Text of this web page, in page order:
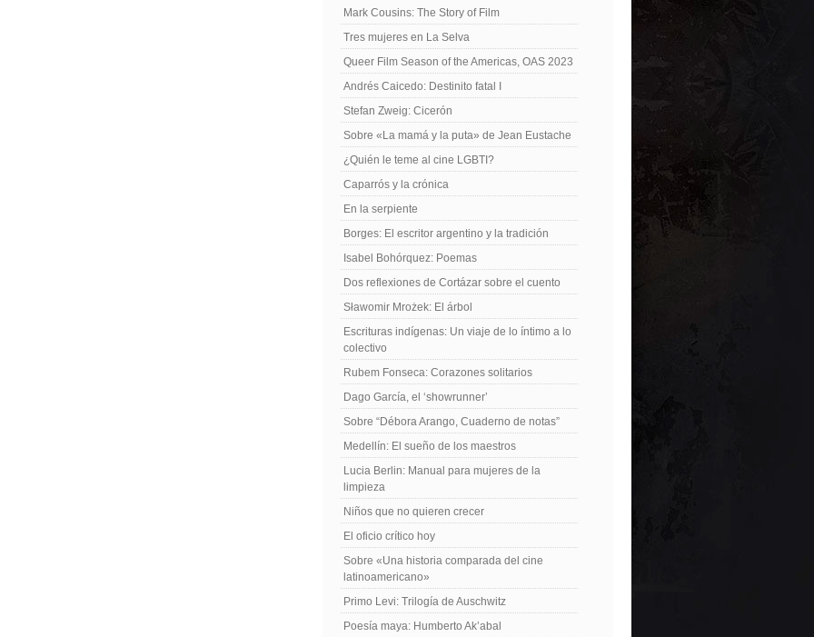
Mark Cousins: The Story of Film
Tres mujeres en La Selva
Queer Film Season of the Americas, OAS 2023
Andrés Caicedo: Destinito fatal I
Stefan Zweig: Cicerón
Sobre «La mamá y la puta» de Jean Eustache
¿Quién le teme al cine LGBTI?
Caparrós y la crónica
En la serpiente
Borges: El escritor argentino y la tradición
Isabel Bohórquez: Poemas
Dos reflexiones de Cortázar sobre el cuento
Sławomir Mrożek: El árbol
Escrituras indígenas: Un viaje de lo íntimo a lo
colectivo
Rubem Fonseca: Corazones solitarios
Dago García, el ‘showrunner’
Sobre “Débora Arango, Cuaderno de notas”
Medellín: El sueño de los maestros
Lucia Berlin: Manual para mujeres de la
limpieza
Niños que no quieren crecer
El oficio crítico hoy
Sobre «Una historia comparada del cine
latinoamericano»
Primo Levi: Trilogía de Auschwitz
Poesía maya: Humberto Ak’abal